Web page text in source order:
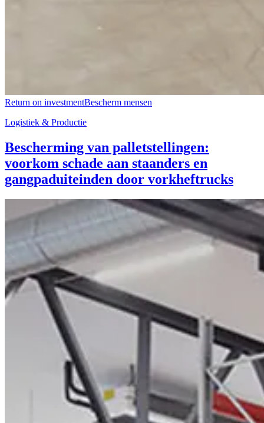
Return on investmentBescherm mensen
Logistiek & Productie
Bescherming van palletstellingen:
voorkom schade aan staanders en
gangpaduiteinden door vorkheftrucks